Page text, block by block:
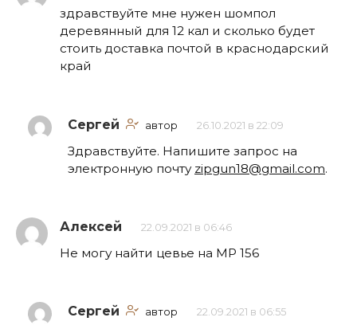
здравствуйте мне нужен шомпол
деревянный для 12 кал и сколько будет
стоить доставка почтой в краснодарский
край
Сергей автор 26.10.2021 в 22:09
Здравствуйте. Напишите запрос на
электронную почту zipgun18@gmail.com.
Алексей 22.09.2021 в 06:46
Не могу найти цевье на МР 156
Сергей автор 22.09.2021 в 06:55